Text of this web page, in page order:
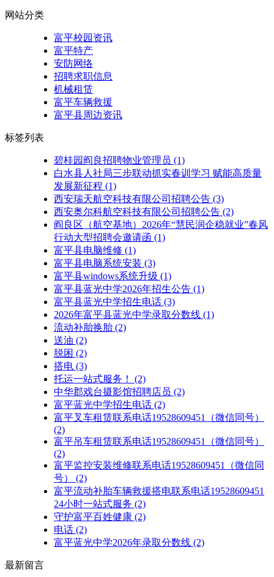
网站分类
富平校园资讯
富平特产
安防网络
招聘求职信息
机械租赁
富平车辆救援
富平县周边资讯
标签列表
碧桂园阎良招聘物业管理员 (1)
白水县人社局三步联动抓实春训学习 赋能高质量
发展新征程 (1)
西安瑞天航空科技有限公司招聘公告 (3)
西安奥尔科航空科技有限公司招聘公告 (2)
阎良区（航空基地）2026年“慧民润企稳就业”春风
行动大型招聘会邀请函 (1)
富平县电脑维修 (1)
富平县电脑系统安装 (3)
富平县windows系统升级 (1)
富平县蓝光中学2026年招生公告 (1)
富平县蓝光中学招生电话 (3)
2026年富平县蓝光中学录取分数线 (1)
流动补胎换胎 (2)
送油 (2)
脱困 (2)
搭电 (3)
托运一站式服务！
(2)
中华郡戏台摄影馆招聘店员 (2)
富平蓝光中学招生电话 (2)
富平叉车租赁联系电话19528609451（微信同号）
(2)
富平吊车租赁联系电话19528609451（微信同号）
(2)
富平监控安装维修联系电话19528609451（微信同
号）
(2)
富平流动补胎车辆救援搭电联系电话19528609451
24小时一站式服务 (2)
守护富平百姓健康 (2)
电话 (2)
富平蓝光中学2026年录取分数线 (2)
最新留言